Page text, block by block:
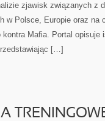
zjawisk związanych z
w Polsce, Europie oraz na
Mafia. Portal opisuje
[…]